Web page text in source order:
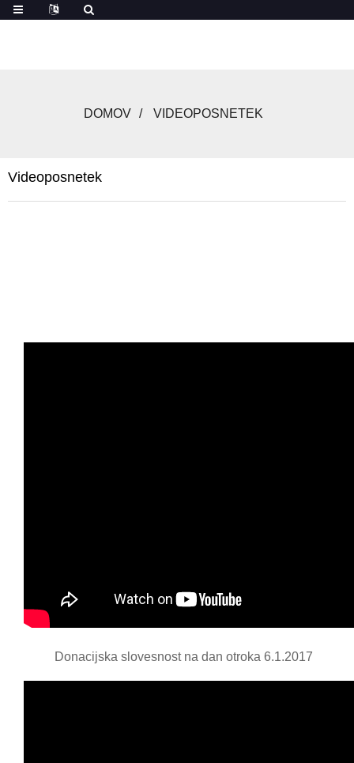
DOMOV VIDEOPOSNETEK
Videoposnetek
Donacijska slovesnost na dan otroka 6.1.2017